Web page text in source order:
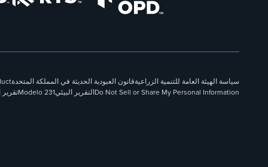
قانون العبودية الحديثة في المملكة المتحدةسياسة الهيئة العامة للتنمية الزراعية
Modelo 231التقرير البيئيDo Not Sell or Share My Personal Information